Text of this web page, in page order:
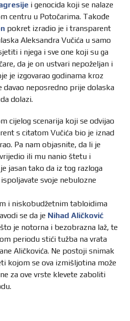
i genocida koji se nalaze
centru u Potočarima. Takođe
pokret izradio je i transparent
Aleksandra Vučića u samo
i njega i sve one koji su ga
da je on ustvari nepoželjan i
je izgovarao godinama kroz
davao neposredno prije dolaska
dolazi.
cijelog scenarija koji se odvijao
s citatom Vučića bio je iznad
Pa nam objasnite, da li je
ili mu nanio štetu i
jasan tako da iz tog razloga
svoje nebulozne
i niskobudžetnim tabloidima
se da je Nihad Aličković
je notorna i bezobrazna laž, te
periodu stići tužba na vrata
Aličkovića. Ne postoji snimak
kojom se ova izmišljotina može
za ove vrste klevete zaboliti